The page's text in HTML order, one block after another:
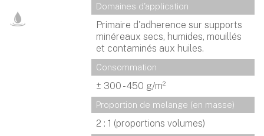
Domaines d'application
Primaire d'adherence sur supports
minéreaux secs, humides, mouillés
et contaminés aux huiles.
Consommation
± 300 - 450 g/m²
Proportion de melange (en masse)
2 : 1 (proportions volumes)